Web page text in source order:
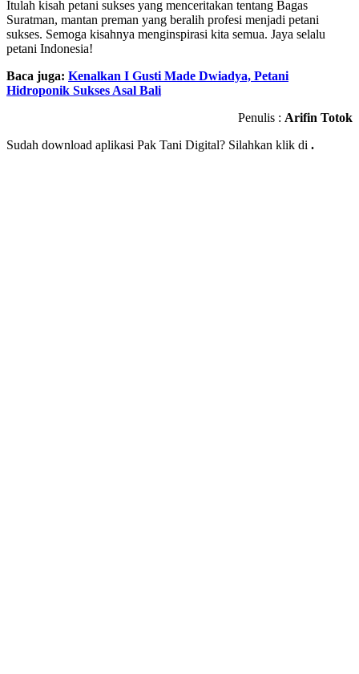
Itulah kisah petani sukses yang menceritakan tentang Bagas
Suratman, mantan preman yang beralih profesi menjadi petani
sukses. Semoga kisahnya menginspirasi kita semua. Jaya selalu
petani Indonesia!
Baca juga: Kenalkan I Gusti Made Dwiadya, Petani
Hidroponik Sukses Asal Bali
Penulis : Arifin Totok
Sudah download aplikasi Pak Tani Digital? Silahkan klik di .